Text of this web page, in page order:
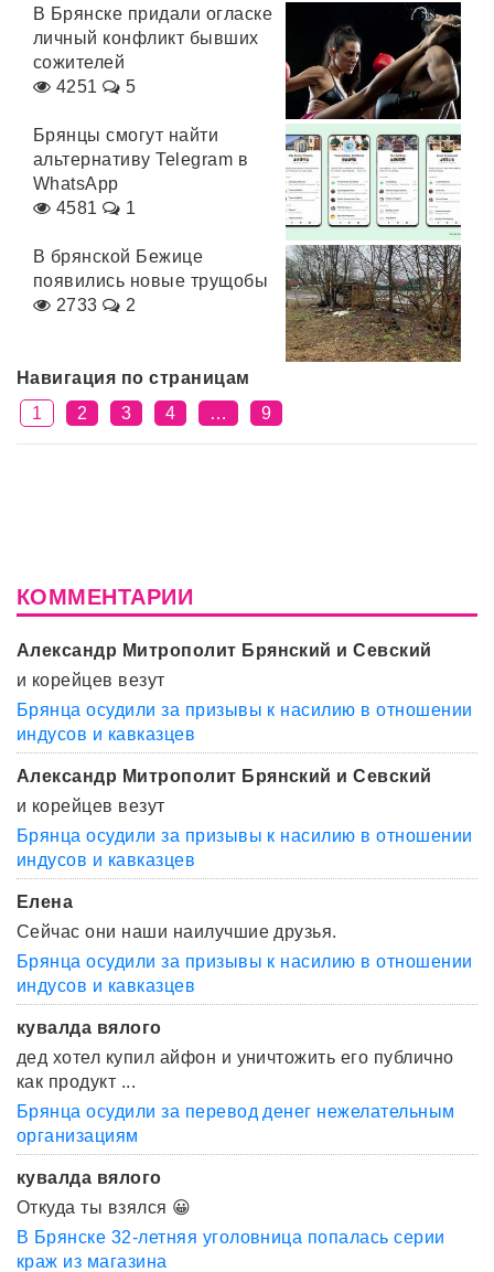
В Брянске придали огласке
личный конфликт бывших
сожителей
4251
5
Брянцы смогут найти
альтернативу Telegram в
WhatsApp
4581
1
В брянской Бежице
появились новые трущобы
2733
2
Навигация по страницам
1
2 3 4 … 9
КОММЕНТАРИИ
Александр Митрополит Брянский и Севский
и корейцев везут
Брянца осудили за призывы к насилию в отношении
индусов и кавказцев
Александр Митрополит Брянский и Севский
и корейцев везут
Брянца осудили за призывы к насилию в отношении
индусов и кавказцев
Елена
Сейчас они наши наилучшие друзья.
Брянца осудили за призывы к насилию в отношении
индусов и кавказцев
кувалда вялого
дед хотел купил айфон и уничтожить его публично
как продукт ...
Брянца осудили за перевод денег нежелательным
организациям
кувалда вялого
Откуда ты взялся 😀
В Брянске 32-летняя уголовница попалась серии
краж из магазина